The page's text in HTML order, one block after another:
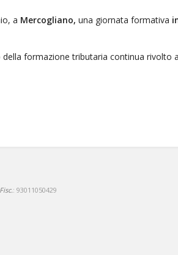
a Mercogliano, una giornata formativa
formazione tributaria continua rivolto
: 93011050429